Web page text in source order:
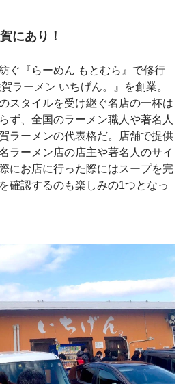
にあり！
ぐ『らーめん もとむら』で修行
ラーメン いちげん。』を創業。
スタイルを受け継ぐ名店の一杯は
ず、全国のラーメン職人や著名人
ラーメンの代表格だ。店舗で提供
ラーメン店の店主や著名人のサイ
にお店に行った際にはスープを完
確認するのも楽しみの1つとなっ